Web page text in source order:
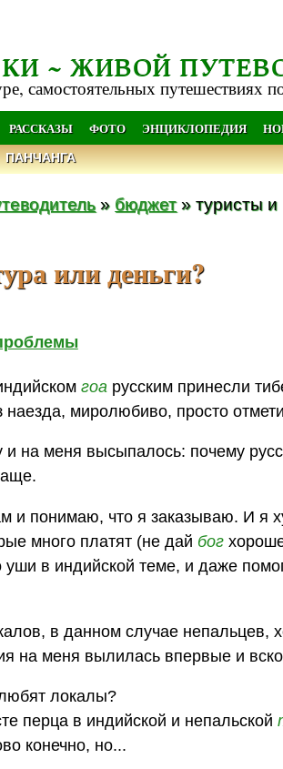
~ ЖИВОЙ
самостоятельных путешествиях
РАССКАЗЫ ФОТО ЭНЦИКЛОПЕДИЯ
ПАНЧАНГА
» бюджет» туристы и
или деньги?
гоа русским принесли
наезда, миролюбиво, просто
на меня высыпалось: почему
и понимаю, что я заказываю. И я
много платят (не дай бог
уши в индийской теме, и даже
в данном случае непальцев,
на меня вылилась впервые и
локалы?
перца в индийской и непальской
конечно, но...